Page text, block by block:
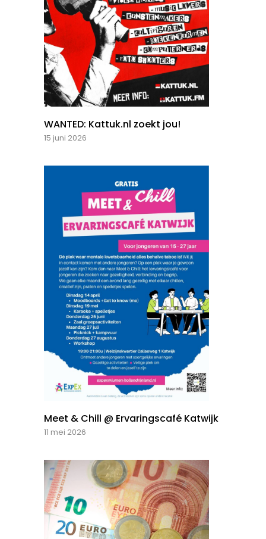
WANTED: Kattuk.nl zoekt jou!
15 juni 2026
Meet & Chill @ Ervaringscafé Katwijk
11 mei 2026